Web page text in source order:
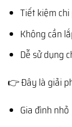
Tiết kiệm
Không cần
Dễ sử dụng
👉 Đây là giải
Gia đình nhỏ